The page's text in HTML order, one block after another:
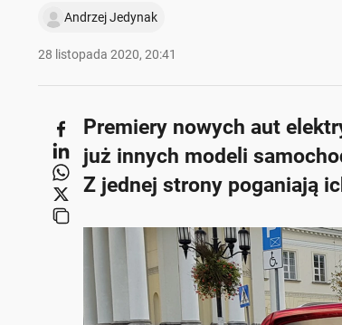
Andrzej Jedynak
28 listopada 2020, 20:41
Premiery nowych aut
już innych modeli
Z jednej strony poganiają